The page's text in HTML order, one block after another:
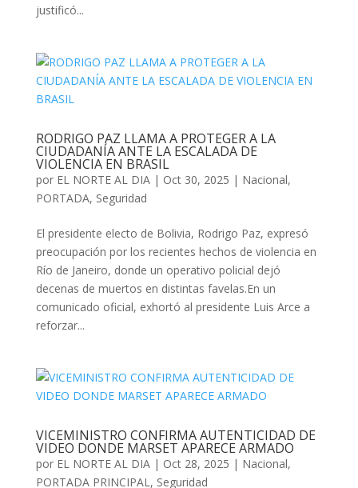
justificó...
RODRIGO PAZ LLAMA A PROTEGER A LA
CIUDADANÍA ANTE LA ESCALADA DE
VIOLENCIA EN BRASIL
por EL NORTE AL DIA| Oct 30, 2025 | Nacional,
PORTADA, Seguridad
El presidente electo de Bolivia, Rodrigo Paz, expresó
preocupación por los recientes hechos de violencia en
Río de Janeiro, donde un operativo policial dejó
decenas de muertos en distintas favelas.En un
comunicado oficial, exhortó al presidente Luis Arce a
reforzar...
VICEMINISTRO CONFIRMA AUTENTICIDAD DE
VIDEO DONDE MARSET APARECE ARMADO
por EL NORTE AL DIA| Oct 28, 2025 | Nacional,
PORTADA PRINCIPAL, Seguridad